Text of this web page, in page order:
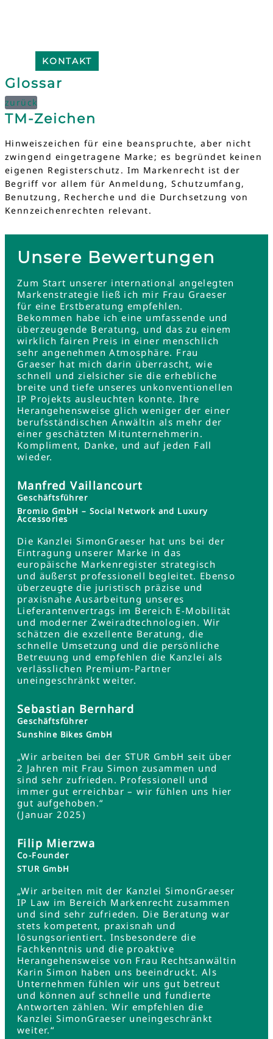
KONTAKT
Glossar
zurück
TM-Zeichen
Hinweiszeichen für eine beanspruchte, aber nicht
zwingend eingetragene Marke; es begründet keinen
eigenen Registerschutz. Im Markenrecht ist der
Begriff vor allem für Anmeldung, Schutzumfang,
Benutzung, Recherche und die Durchsetzung von
Kennzeichenrechten relevant.
Unsere Bewertungen
Zum Start unserer international angelegten
Markenstrategie ließ ich mir Frau Graeser
für eine Erstberatung empfehlen.
Bekommen habe ich eine umfassende und
überzeugende Beratung, und das zu einem
wirklich fairen Preis in einer menschlich
sehr angenehmen Atmosphäre. Frau
Graeser hat mich darin überrascht, wie
schnell und zielsicher sie die erhebliche
breite und tiefe unseres unkonventionellen
IP Projekts ausleuchten konnte. Ihre
Herangehensweise glich weniger der einer
berufsständischen Anwältin als mehr der
einer geschätzten Mitunternehmerin.
Kompliment, Danke, und auf jeden Fall
wieder.
Manfred Vaillancourt
Geschäftsführer
Bromio GmbH – Social Network and Luxury
Accessories
Die Kanzlei SimonGraeser hat uns bei der
Eintragung unserer Marke in das
europäische Markenregister strategisch
und äußerst professionell begleitet. Ebenso
überzeugte die juristisch präzise und
praxisnahe Ausarbeitung unseres
Lieferantenvertrags im Bereich E-Mobilität
und moderner Zweiradtechnologien. Wir
schätzen die exzellente Beratung, die
schnelle Umsetzung und die persönliche
Betreuung und empfehlen die Kanzlei als
verlässlichen Premium-Partner
uneingeschränkt weiter.
Sebastian Bernhard
Geschäftsführer
Sunshine Bikes GmbH
„Wir arbeiten bei der STUR GmbH seit über
2 Jahren mit Frau Simon zusammen und
sind sehr zufrieden. Professionell und
immer gut erreichbar – wir fühlen uns hier
gut aufgehoben.“
(Januar 2025)
Filip Mierzwa
Co-Founder
STUR GmbH
„Wir arbeiten mit der Kanzlei SimonGraeser
IP Law im Bereich Markenrecht zusammen
und sind sehr zufrieden. Die Beratung war
stets kompetent, praxisnah und
lösungsorientiert. Insbesondere die
Fachkenntnis und die proaktive
Herangehensweise von Frau Rechtsanwältin
Karin Simon haben uns beeindruckt. Als
Unternehmen fühlen wir uns gut betreut
und können auf schnelle und fundierte
Antworten zählen. Wir empfehlen die
Kanzlei SimonGraeser uneingeschränkt
weiter.“